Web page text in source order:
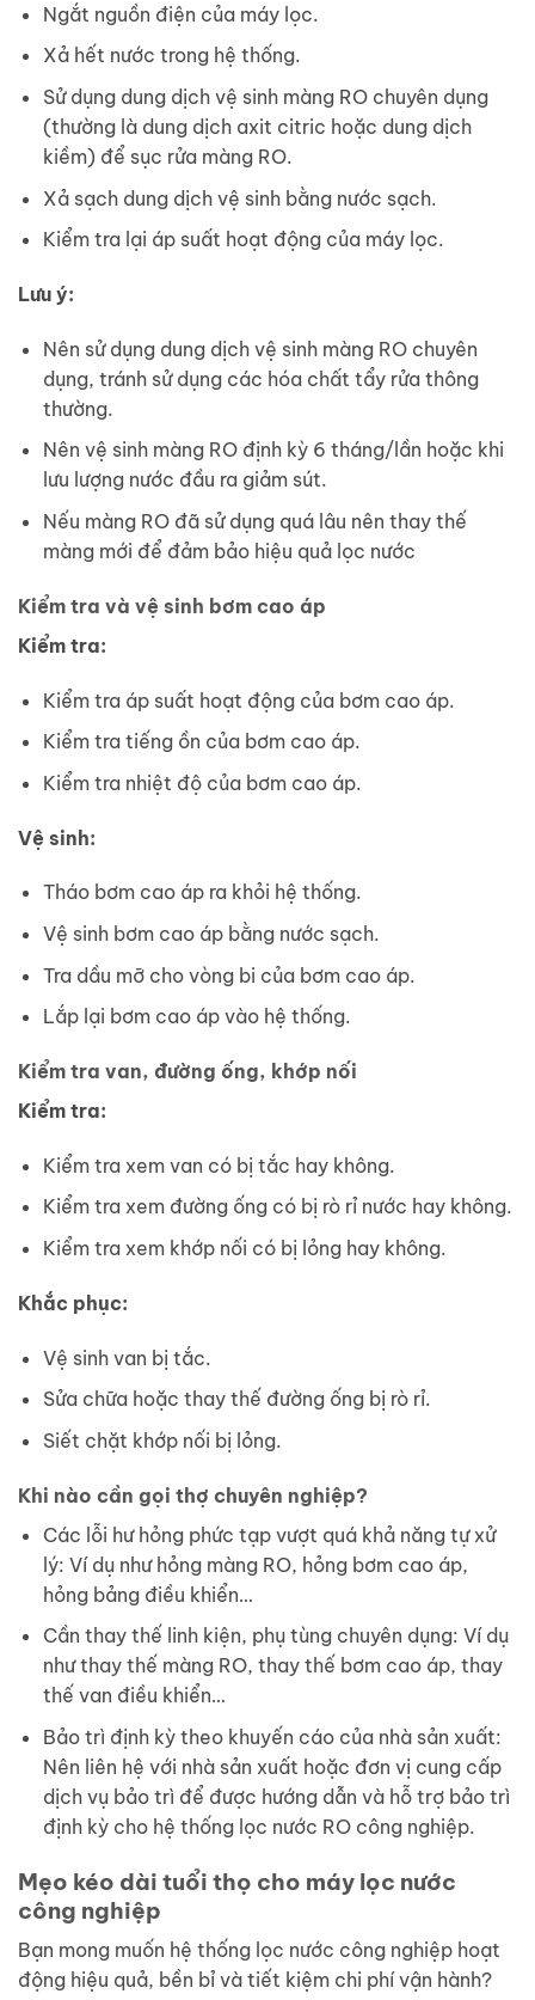
Ngắt nguồn điện của máy lọc.
Xả hết nước trong hệ thống.
Sử dụng dung dịch vệ sinh màng RO chuyên dụng
(thường là dung dịch axit citric hoặc dung dịch
kiềm) để sục rửa màng RO.
Xả sạch dung dịch vệ sinh bằng nước sạch.
Kiểm tra lại áp suất hoạt động của máy lọc.
Lưu ý:
Nên sử dụng dung dịch vệ sinh màng RO chuyên
dụng, tránh sử dụng các hóa chất tẩy rửa thông
thường.
Nên vệ sinh màng RO định kỳ 6 tháng/lần hoặc khi
lưu lượng nước đầu ra giảm sút.
Nếu màng RO đã sử dụng quá lâu nên thay thế
màng mới để đảm bảo hiệu quả lọc nước
Kiểm tra và vệ sinh bơm cao áp
Kiểm tra:
Kiểm tra áp suất hoạt động của bơm cao áp.
Kiểm tra tiếng ồn của bơm cao áp.
Kiểm tra nhiệt độ của bơm cao áp.
Vệ sinh:
Tháo bơm cao áp ra khỏi hệ thống.
Vệ sinh bơm cao áp bằng nước sạch.
Tra dầu mỡ cho vòng bi của bơm cao áp.
Lắp lại bơm cao áp vào hệ thống.
Kiểm tra van, đường ống, khớp nối
Kiểm tra:
Kiểm tra xem van có bị tắc hay không.
Kiểm tra xem đường ống có bị rò rỉ nước hay không.
Kiểm tra xem khớp nối có bị lỏng hay không.
Khắc phục:
Vệ sinh van bị tắc.
Sửa chữa hoặc thay thế đường ống bị rò rỉ.
Siết chặt khớp nối bị lỏng.
Khi nào cần gọi thợ chuyên nghiệp?
Các lỗi hư hỏng phức tạp vượt quá khả năng tự xử
lý: Ví dụ như hỏng màng RO, hỏng bơm cao áp,
hỏng bảng điều khiển…
Cần thay thế linh kiện, phụ tùng chuyên dụng: Ví dụ
như thay thế màng RO, thay thế bơm cao áp, thay
thế van điều khiển…
Bảo trì định kỳ theo khuyến cáo của nhà sản xuất:
Nên liên hệ với nhà sản xuất hoặc đơn vị cung cấp
dịch vụ bảo trì để được hướng dẫn và hỗ trợ bảo trì
định kỳ cho hệ thống lọc nước RO công nghiệp.
Mẹo kéo dài tuổi thọ cho máy lọc nước
công nghiệp
Bạn mong muốn hệ thống lọc nước công nghiệp hoạt
động hiệu quả, bền bỉ và tiết kiệm chi phí vận hành?